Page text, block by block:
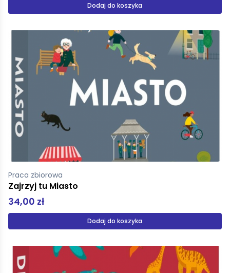
Dodaj do koszyka
Praca zbiorowa
Zajrzyj tu Miasto
34,00 zł
Dodaj do koszyka